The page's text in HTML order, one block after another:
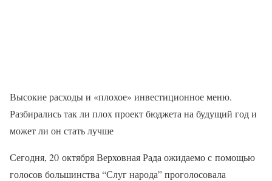
Высокие расходы и «плохое» инвестиционное меню.
Разбирались так ли плох проект бюджета на будущий год и
может ли он стать лучше
Сегодня, 20 октября Верховная Рада ожидаемо с помощью
голосов большинства “Слуг народа” проголосовала